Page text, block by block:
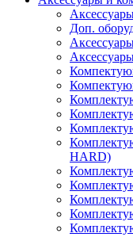
Доп.
HARD)